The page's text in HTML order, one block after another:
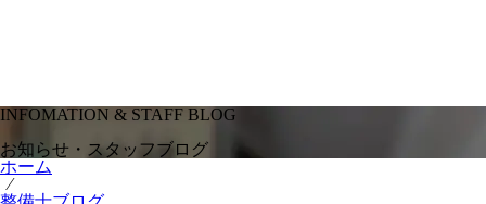
INFOMATION & STAFF BLOG
お知らせ・スタッフブログ
ホーム
⁄